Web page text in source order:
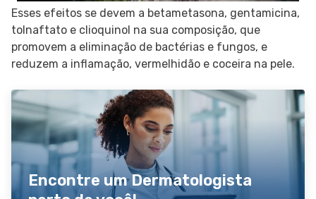
Esses efeitos se devem a betametasona, gentamicina,
tolnaftato e clioquinol na sua composição, que
promovem a eliminação de bactérias e fungos, e
reduzem a inflamação, vermelhidão e coceira na pele.
Encontre um Dermatologista